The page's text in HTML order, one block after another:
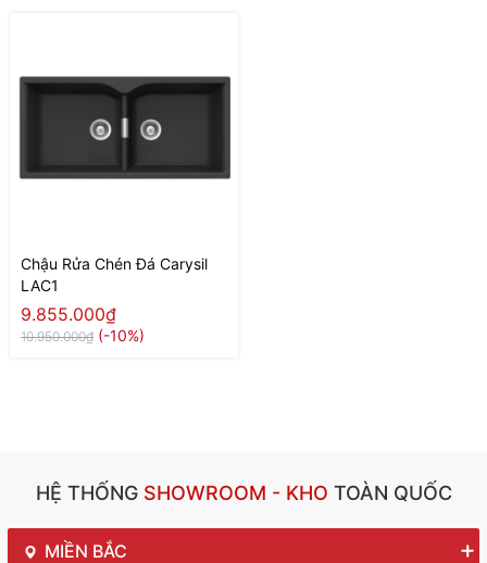
Chậu Rửa Chén Đá Carysil
LAC1
9.855.000₫
10.950.000₫ (-10%)
HỆ THỐNGSHOWROOM - KHO TOÀN QUỐC
MIỀN BẮC